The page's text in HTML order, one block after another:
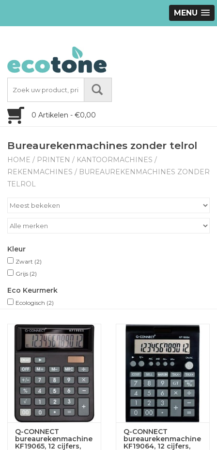
MENU
0 Artikelen - €0,00
Bureaurekenmachines zonder telrol
HOME / PRINTEN / KANTOORMACHINES /
REKENMACHINES / BUREAUREKENMACHINES ZONDER
TELROL
Kleur
Zwart (2)
Grijs (2)
Eco Keurmerk
Ecologisch (2)
Q-CONNECT
bureaurekenmachine
KF19065, 12 cijfers,
Q-CONNECT
bureaurekenmachine
KF19064, 12 cijfers,